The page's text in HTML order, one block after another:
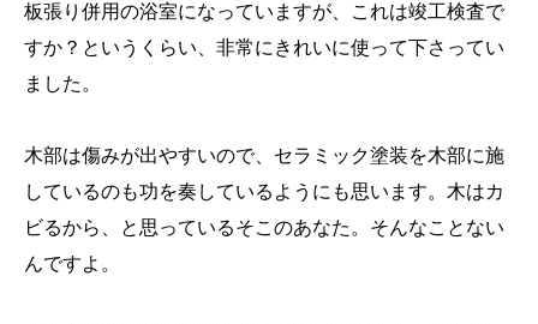
板張り併用の浴室になっていますが、これは竣工検査で
すか？というくらい、非常にきれいに使って下さってい
ました。
木部は傷みが出やすいので、セラミック塗装を木部に施
しているのも功を奏しているようにも思います。木はカ
ビるから、と思っているそこのあなた。そんなことない
んですよ。